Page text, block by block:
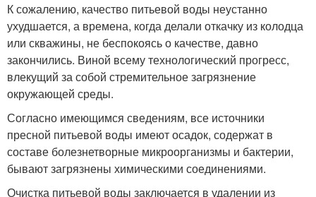
К сожалению, качество питьевой воды неустанно
ухудшается, а времена, когда делали откачку из колодца
или скважины, не беспокоясь о качестве, давно
закончились. Виной всему технологический прогресс,
влекущий за собой стремительное загрязнение
окружающей среды.
Согласно имеющимся сведениям, все источники
пресной питьевой воды имеют осадок, содержат в
составе болезнетворные микроорганизмы и бактерии,
бывают загрязнены химическими соединениями.
Очистка питьевой воды заключается в удалении из